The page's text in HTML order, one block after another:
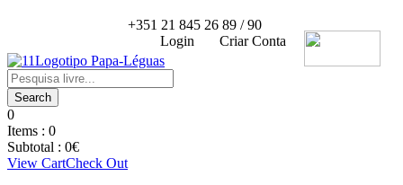
+351 21 845 26 89 / 90
Login
Criar Conta
0
Items : 0
Subtotal : 0€
View CartCheck Out